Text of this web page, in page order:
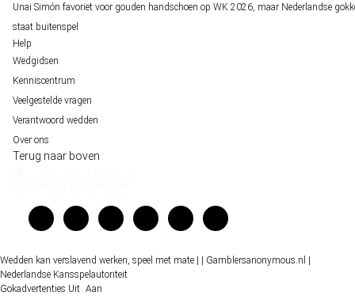
Unai Simón favoriet voor gouden handschoen op WK 2026, maar Nederlandse
staat buitenspel
Help
Wedgidsen
Kenniscentrum
Veelgestelde vragen
Verantwoord wedden
Over ons
Terug naar boven
Wedden kan verslavend werken, speel met mate | | Gamblersanonymous.nl |
Nederlandse Kansspelautoriteit
Gokadvertenties Uit Aan